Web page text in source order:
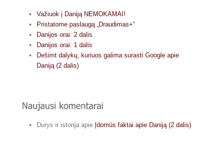
Važiuok į Daniją NEMOKAMAI!
Pristatome paslaugą „Draudimas+“
Danijos orai: 2 dalis
Danijos orai: 1 dalis
Dešimt dalykų, kuriuos galima surasti Google apie
Daniją (2 dalis)
Durys ir istorijaapie Įdomūs faktai apie Daniją (2 dalis)